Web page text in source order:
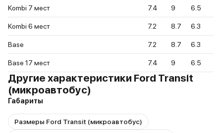
Kombi 7 мест 7.4 9 6.5
Kombi 6 мест 7.2 8.7 6.3
Base 7.2 8.7 6.3
Base 17 мест 7.4 9 6.5
Другие характеристики Ford Transit
(микроавтобус)
Габариты
Размеры Ford Transit (микроавтобус)